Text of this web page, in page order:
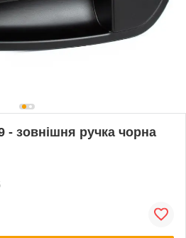
- зовнішня ручка чорна